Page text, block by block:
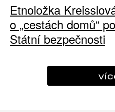
Etnoložka
o „cestách domů“
Státní bezpečnosti